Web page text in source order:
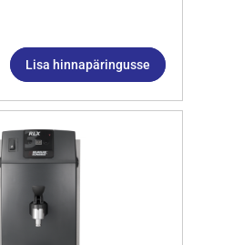
Lisa hinnapäringusse